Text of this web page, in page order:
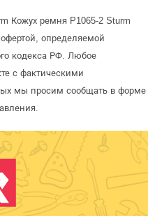
Кожух ремня P1065-2 Sturm
определяемой
кодекса РФ. Любое
с фактическими
мы просим сообщать в форме